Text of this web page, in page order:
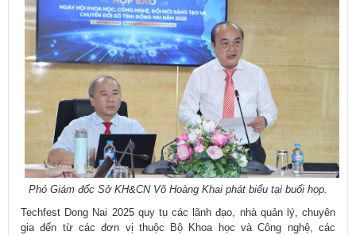
Phó Giám đốc Sở KH&CN Võ Hoàng Khai phát biểu tại buổi họp.
Techfest Dong Nai 2025 quy tụ các lãnh đạo, nhà quản lý, chuyên
gia đến từ các đơn vị thuộc Bộ Khoa học và Công nghệ, các